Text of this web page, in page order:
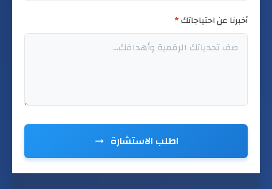
أخبرنا عن احتياجاتك*
اطلب الاستشارة